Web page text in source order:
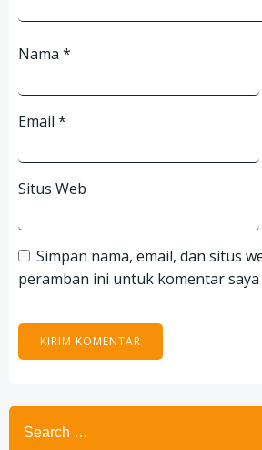
Nama *
Email *
Situs Web
Simpan nama, email, dan situs
peramban ini untuk komentar
Search
for: